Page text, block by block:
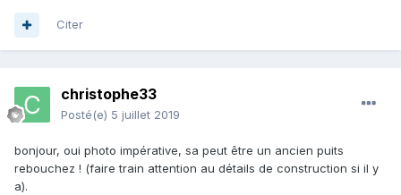
Citer
christophe33
Posté(e) 5 juillet 2019
bonjour, oui photo impérative, sa peut être un ancien puits
rebouchez ! (faire train attention au détails de construction si il y
a).